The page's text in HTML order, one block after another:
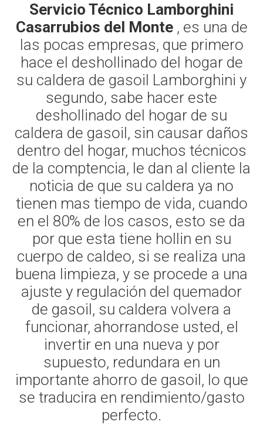
Servicio Técnico Lamborghini
Casarrubios del Monte , es una de
las pocas empresas, que primero
hace el deshollinado del hogar de
su caldera de gasoil Lamborghini y
segundo, sabe hacer este
deshollinado del hogar de su
caldera de gasoil, sin causar daños
dentro del hogar, muchos técnicos
de la comptencia, le dan al cliente la
noticia de que su caldera ya no
tienen mas tiempo de vida, cuando
en el 80% de los casos, esto se da
por que esta tiene hollin en su
cuerpo de caldeo, si se realiza una
buena limpieza, y se procede a una
ajuste y regulación del quemador
de gasoil, su caldera volvera a
funcionar, ahorrandose usted, el
invertir en una nueva y por
supuesto, redundara en un
importante ahorro de gasoil, lo que
se traducira en rendimiento/gasto
perfecto.